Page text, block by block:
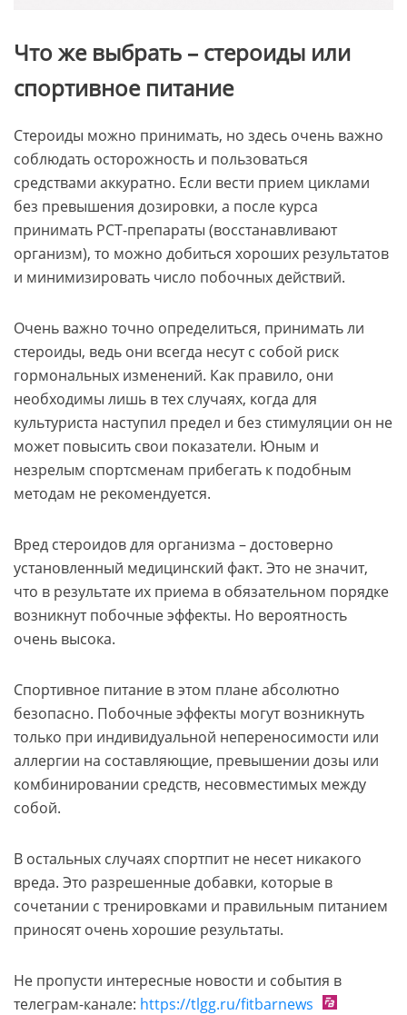
Что же выбрать – стероиды или
спортивное питание
Стероиды можно принимать, но здесь очень важно
соблюдать осторожность и пользоваться
средствами аккуратно. Если вести прием циклами
без превышения дозировки, а после курса
принимать РСТ-препараты (восстанавливают
организм), то можно добиться хороших результатов
и минимизировать число побочных действий.
Очень важно точно определиться, принимать ли
стероиды, ведь они всегда несут с собой риск
гормональных изменений. Как правило, они
необходимы лишь в тех случаях, когда для
культуриста наступил предел и без стимуляции он не
может повысить свои показатели. Юным и
незрелым спортсменам прибегать к подобным
методам не рекомендуется.
Вред стероидов для организма – достоверно
установленный медицинский факт. Это не значит,
что в результате их приема в обязательном порядке
возникнут побочные эффекты. Но вероятность
очень высока.
Спортивное питание в этом плане абсолютно
безопасно. Побочные эффекты могут возникнуть
только при индивидуальной непереносимости или
аллергии на составляющие, превышении дозы или
комбинировании средств, несовместимых между
собой.
В остальных случаях спортпит не несет никакого
вреда. Это разрешенные добавки, которые в
сочетании с тренировками и правильным питанием
приносят очень хорошие результаты.
Не пропусти интересные новости и события в
телеграм-канале: https://tlgg.ru/fitbarnews